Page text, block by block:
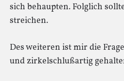
sich behaupten. Folglich
streichen.
Des weiteren ist mir die
und zirkelschlußartig